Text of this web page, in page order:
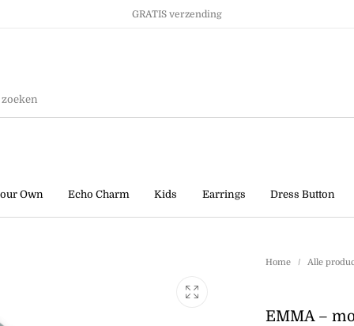
GRATIS verzending
Own Echo Charm Kids Earrings Dress Button
Home / Alle
EMMA –